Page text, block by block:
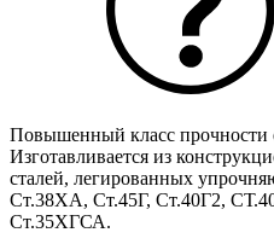
Повышенный класс прочности
Изготавливается из
сталей, легированных
Ст.38ХА, Ст.45Г, Ст.40Г2,
Ст.35ХГСА.